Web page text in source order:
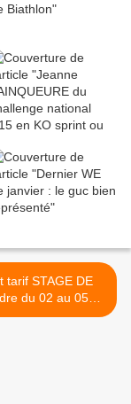
tarif STAGE DE
du 02 au 05
janvier 2013 >